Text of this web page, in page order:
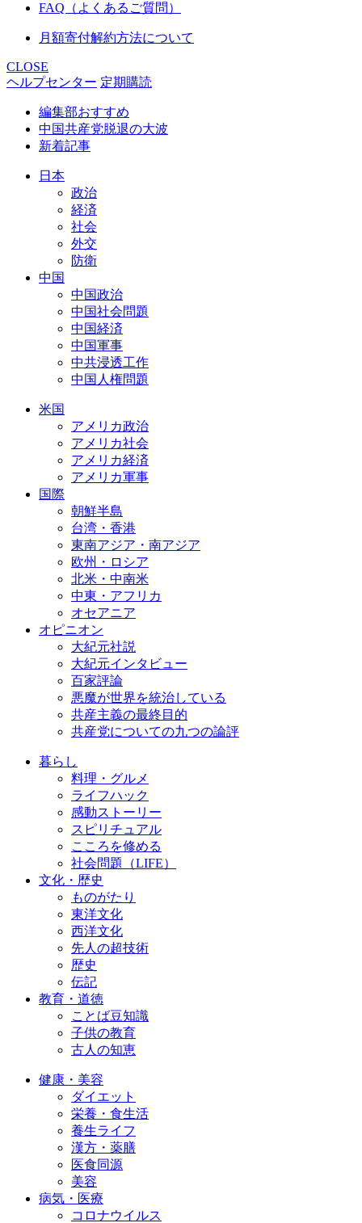
FAQ（よくあるご質問）
月額寄付解約方法について
CLOSE
ヘルプセンター 定期購読
編集部おすすめ
中国共産党脱退の大波
新着記事
日本
政治
経済
社会
外交
防衛
中国
中国政治
中国社会問題
中国経済
中国軍事
中共浸透工作
中国人権問題
米国
アメリカ政治
アメリカ社会
アメリカ経済
アメリカ軍事
国際
朝鮮半島
台湾・香港
東南アジア・南アジア
欧州・ロシア
北米・中南米
中東・アフリカ
オセアニア
オピニオン
大紀元社説
大紀元インタビュー
百家評論
悪魔が世界を統治している
共産主義の最終目的
共産党についての九つの論評
暮らし
料理・グルメ
ライフハック
感動ストーリー
スピリチュアル
こころを修める
社会問題（LIFE）
文化・歴史
ものがたり
東洋文化
西洋文化
先人の超技術
歴史
伝記
教育・道徳
ことば豆知識
子供の教育
古人の知恵
健康・美容
ダイエット
栄養・食生活
養生ライフ
漢方・薬膳
医食同源
美容
病気・医療
コロナウイルス